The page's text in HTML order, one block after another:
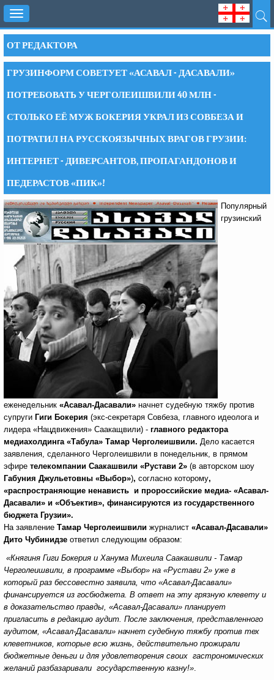
Toggle
navigation
ОТ РЕДАКТОРА
ГРУЗИНФОРМ СОВЕТУЕТ «АСАВАЛ - ДАСАВАЛИ»
ПОТРЕБОВАТЬ У ЧЕРГОЛЕИШВИЛИ 40 МЛН -
СТОЛЬКО ЕЁ МУЖ БОКЕРИЯ УКРАЛ ИЗ СОВБЕЗА И
ПОТРАТИЛ НА РУССКОЯЗЫЧНЫХ ВРАГОВ ГРУЗИИ:
ИНТЕРНЕТ - ДИВЕРСАНТОВ, ПРОПАГАНДОНОВ И
ПЕДЕРАСТОВ «ПИК»!
Популярный
грузинский
еженедельник «Асавал-Дасавали» начнет судебную тяжбу против
супруги Гиги Бокерия (экс-секретаря Совбеза, главного идеолога и
лидера «Нацдвижения» Саакащвили) - главного редактора
медиахолдинга «Табула» Тамар Черголеишвили. Дело касается
заявления, сделанного Черголеишвили в понедельник, в прямом
эфире телекомпании Саакашвили «Рустави 2» (в авторском шоу
Габуния Джульетовны «Выбор»), согласно которому,
«распространяющие ненависть и пророссийские медиа- «Асавал-
Дасавали» и «Объектив», финансируются из государственного
бюджета Грузии».
На заявление Тамар Черголеишвили журналист «Асавал-Дасавали»
Дито Чубинидзе ответил следующим образом:
«Княгиня Гиги Бокерия и Ханума Михеила Саакашвили - Тамар
Черголеишвили, в программе «Выбор» на «Рустави 2» уже в
который раз бессовестно заявила, что «Асавал-Дасавали»
финансируется из госбюджета. В ответ на эту грязную клевету и
в доказательство правды, «Асавал-Дасавали» планирует
пригласить в редакцию аудит. После заключения, представленного
аудитом, «Асавал-Дасавали» начнет судебную тяжбу против тех
клеветников, которые всю жизнь, действительно прожирали
бюджетные деньги и для удовлетворения своих гастрономических
желаний разбазаривали государственную казну!».